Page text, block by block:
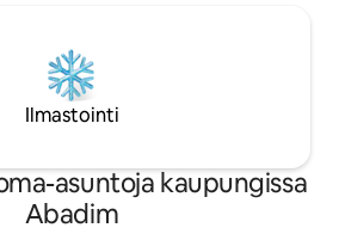
Ilmastointi
asuntoja kaupungissa
Abadim